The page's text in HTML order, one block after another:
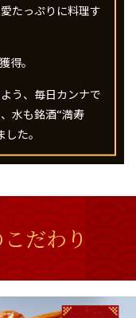
たっぷりに料理す
得。
う、毎日カンナで
水も銘酒“満寿
た。
だわり